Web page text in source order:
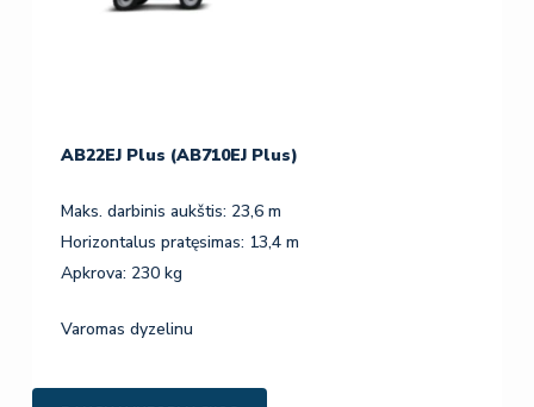
AB22EJ Plus (AB710EJ Plus)
Maks. darbinis aukštis: 23,6 m
Horizontalus pratęsimas: 13,4 m
Apkrova: 230 kg
Varomas dyzelinu